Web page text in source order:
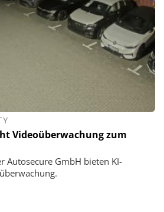
Videoüberwachung zum
Autosecure GmbH bieten KI-